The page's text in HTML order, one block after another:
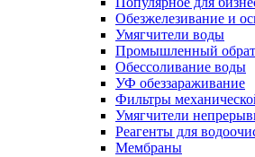
Обезжелезивание и
Умягчители воды
Промышленный
Обессоливание воды
УФ обеззараживание
Фильтры
Умягчители
Реагенты для
Мембраны